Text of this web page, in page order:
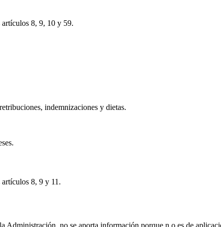
8, 9, 10 y 59.
indemnizaciones y dietas.
8, 9 y 11.